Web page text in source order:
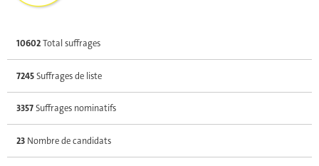
10602Total suffrages
7245Suffrages de liste
3357Suffrages nominatifs
23Nombre de candidats